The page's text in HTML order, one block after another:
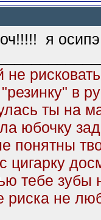
я
не
в
ты на
юбочку
понятны
цигарку
тебе зубы
риска не